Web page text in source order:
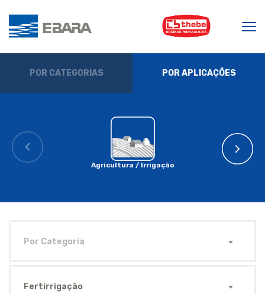
POR CATEGORIAS POR APLICAÇÕES
Agricultura / Irrigação
Por Categoria
Fertirrigação